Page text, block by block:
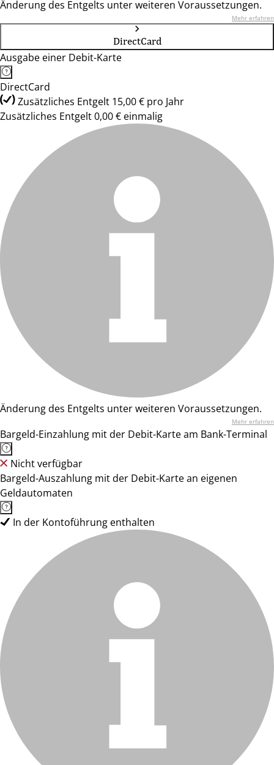
Änderung des Entgelts unter weiteren Voraussetzungen.
Mehr erfahren
DirectCard
Ausgabe einer Debit-Karte
DirectCard
Zusätzliches Entgelt 15,00 € pro Jahr
Zusätzliches Entgelt 0,00 € einmalig
Änderung des Entgelts unter weiteren Voraussetzungen.
Mehr erfahren
Bargeld-Einzahlung mit der Debit-Karte am Bank-Terminal
Nicht verfügbar
Bargeld-Auszahlung mit der Debit-Karte an eigenen
Geldautomaten
In der Kontoführung enthalten